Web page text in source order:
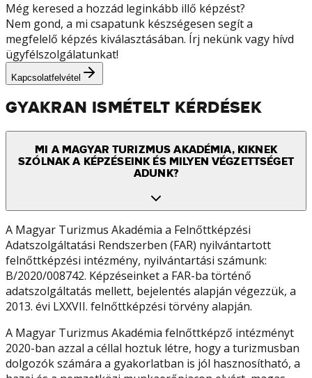
Még keresed a hozzád leginkább illő képzést?
Nem gond, a mi csapatunk készségesen segít a
megfelelő képzés kiválasztásában. Írj nekünk vagy hívd
ügyfélszolgálatunkat!
Kapcsolatfelvétel
GYAKRAN ISMÉTELT KÉRDÉSEK
MI A MAGYAR TURIZMUS AKADÉMIA, KIKNEK
SZÓLNAK A KÉPZÉSEINK ÉS MILYEN VÉGZETTSÉGET
ADUNK?
A Magyar Turizmus Akadémia a Felnőttképzési
Adatszolgáltatási Rendszerben (FAR) nyilvántartott
felnőttképzési intézmény, nyilvántartási számunk:
B/2020/008742. Képzéseinket a FAR-ba történő
adatszolgáltatás mellett, bejelentés alapján végezzük, a
2013. évi LXXVII. felnőttképzési törvény alapján.
A Magyar Turizmus Akadémia felnőttképző intézményt
2020-ban azzal a céllal hoztuk létre, hogy a turizmusban
dolgozók számára a gyakorlatban is jól hasznosítható, a